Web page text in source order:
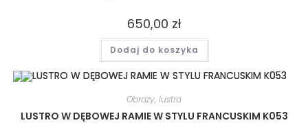
650,00 zł
Dodaj do koszyka
Obrazy, lustra
LUSTRO W DĘBOWEJ RAMIE W STYLU FRANCUSKIM K053